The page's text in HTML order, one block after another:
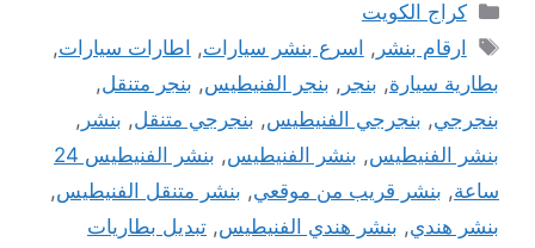
التصنيفات
كراج الكويت
الوسوم
ارقام بنشر , اسرع بنشر سيارات, اطارات سيارات,
بطارية سيارة, بنجر , بنجر الفنيطيس, بنجر متنقل,
بنجرجي, بنجرجي الفنيطيس, بنجرجي متنقل, بنشر ,
بنشر الفنيطيس, بنشر الفنيطيس,
بنشر الفنيطيس 24
ساعة, بنشر قريب من موقعي, بنشر متنقل الفنيطيس,
بنشر هندي, بنشر هندي الفنيطيس, تبديل بطاريات